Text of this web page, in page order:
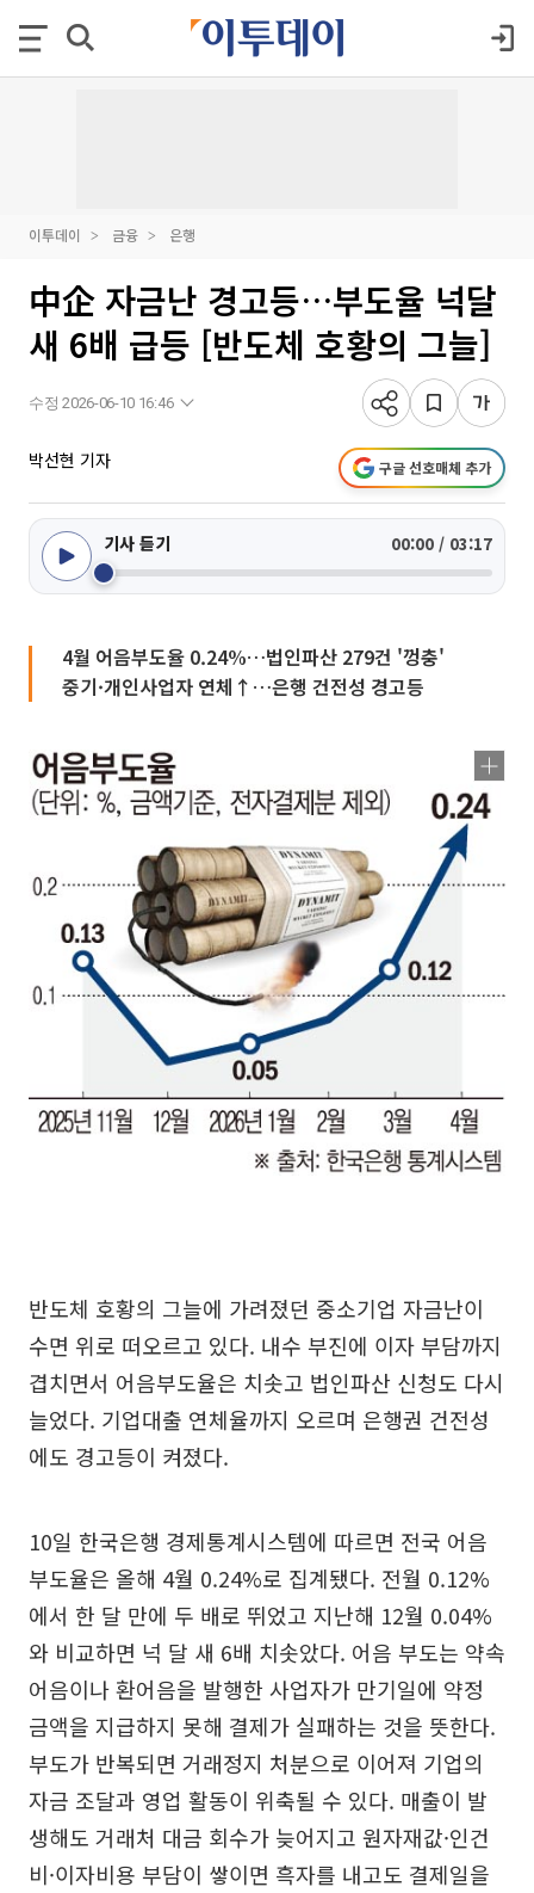
이투데이 금융 은행
中企 자금난 경고등…부도율 넉달
새 6배 급등 [반도체 호황의 그늘]
수정 2026-06-10 16:46
박선현 기자 구글 선호매체 추가
기사 듣기 00:00 / 03:17
4월 어음부도율 0.24%…법인파산 279건 '껑충'
중기·개인사업자 연체↑…은행 건전성 경고등
반도체 호황의 그늘에 가려졌던 중소기업 자금난이
수면 위로 떠오르고 있다. 내수 부진에 이자 부담까지
겹치면서 어음부도율은 치솟고 법인파산 신청도 다시
늘었다. 기업대출 연체율까지 오르며 은행권 건전성
에도 경고등이 켜졌다.
10일 한국은행 경제통계시스템에 따르면 전국 어음
부도율은 올해 4월 0.24%로 집계됐다. 전월 0.12%
에서 한 달 만에 두 배로 뛰었고 지난해 12월 0.04%
와 비교하면 넉 달 새 6배 치솟았다. 어음 부도는 약속
어음이나 환어음을 발행한 사업자가 만기일에 약정
금액을 지급하지 못해 결제가 실패하는 것을 뜻한다.
부도가 반복되면 거래정지 처분으로 이어져 기업의
자금 조달과 영업 활동이 위축될 수 있다. 매출이 발
생해도 거래처 대금 회수가 늦어지고 원자재값·인건
비·이자비용 부담이 쌓이면 흑자를 내고도 결제일을